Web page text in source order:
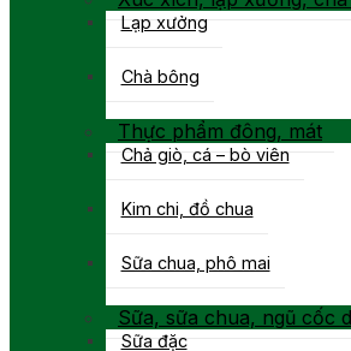
Lạp xưởng
Chà bông
Thực phẩm đông, mát
Chả giò, cá – bò viên
Kim chi, đồ chua
Sữa chua, phô mai
Sữa, sữa chua, ngũ cốc
Sữa đặc